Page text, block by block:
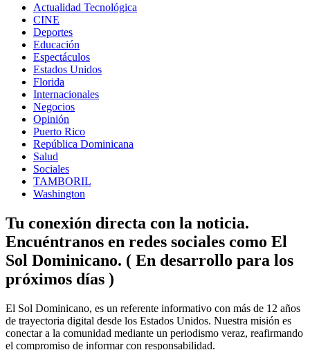
Actualidad Tecnológica
CINE
Deportes
Educación
Espectáculos
Estados Unidos
Florida
Internacionales
Negocios
Opinión
Puerto Rico
República Dominicana
Salud
Sociales
TAMBORIL
Washington
Tu conexión directa con la noticia.
Encuéntranos en redes sociales como El
Sol Dominicano. ( En desarrollo para los
próximos días )
Facebook
Instagram
Linkedin
Twitter
El Sol Dominicano, es un referente informativo con más de 12 años
de trayectoria digital desde los Estados Unidos. Nuestra misión es
conectar a la comunidad mediante un periodismo veraz, reafirmando
el compromiso de informar con responsabilidad.